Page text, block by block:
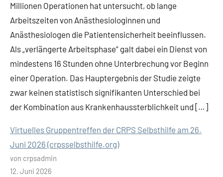
Millionen Operationen hat untersucht, ob lange
Arbeitszeiten von Anästhesiologinnen und
Anästhesiologen die Patientensicherheit beeinflussen.
Als „verlängerte Arbeitsphase“ galt dabei ein Dienst von
mindestens 16 Stunden ohne Unterbrechung vor Beginn
einer Operation. Das Hauptergebnis der Studie zeigte
zwar keinen statistisch signifikanten Unterschied bei
der Kombination aus Krankenhaussterblichkeit und […]
Virtuelles Gruppentreffen der CRPS Selbsthilfe am 26.
Juni 2026 (crpsselbsthilfe.org)
von crpsadmin
12. Juni 2026